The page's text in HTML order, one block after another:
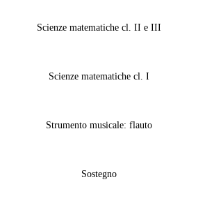
Scienze matematiche cl. II e III
Scienze matematiche cl. I
Strumento musicale: flauto
Sostegno